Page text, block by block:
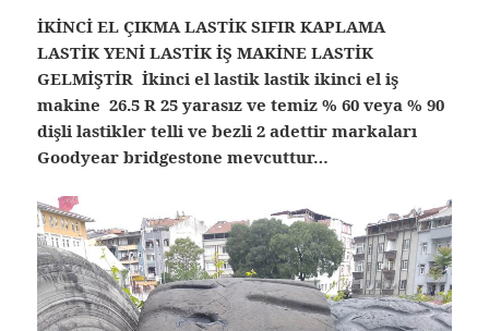
İKİNCİ EL ÇIKMA LASTİK SIFIR KAPLAMA
LASTİK YENİ LASTİK İŞ MAKİNE LASTİK
GELMİŞTİR İkinci el lastik lastik ikinci el iş
makine 26.5 R 25 yarasız ve temiz % 60 veya % 90
dişli lastikler telli ve bezli 2 adettir markaları
Goodyear bridgestone mevcuttur…